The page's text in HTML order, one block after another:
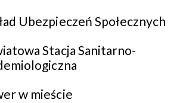
Ubezpieczeń Społecznych
Stacja Sanitarno-
w mieście